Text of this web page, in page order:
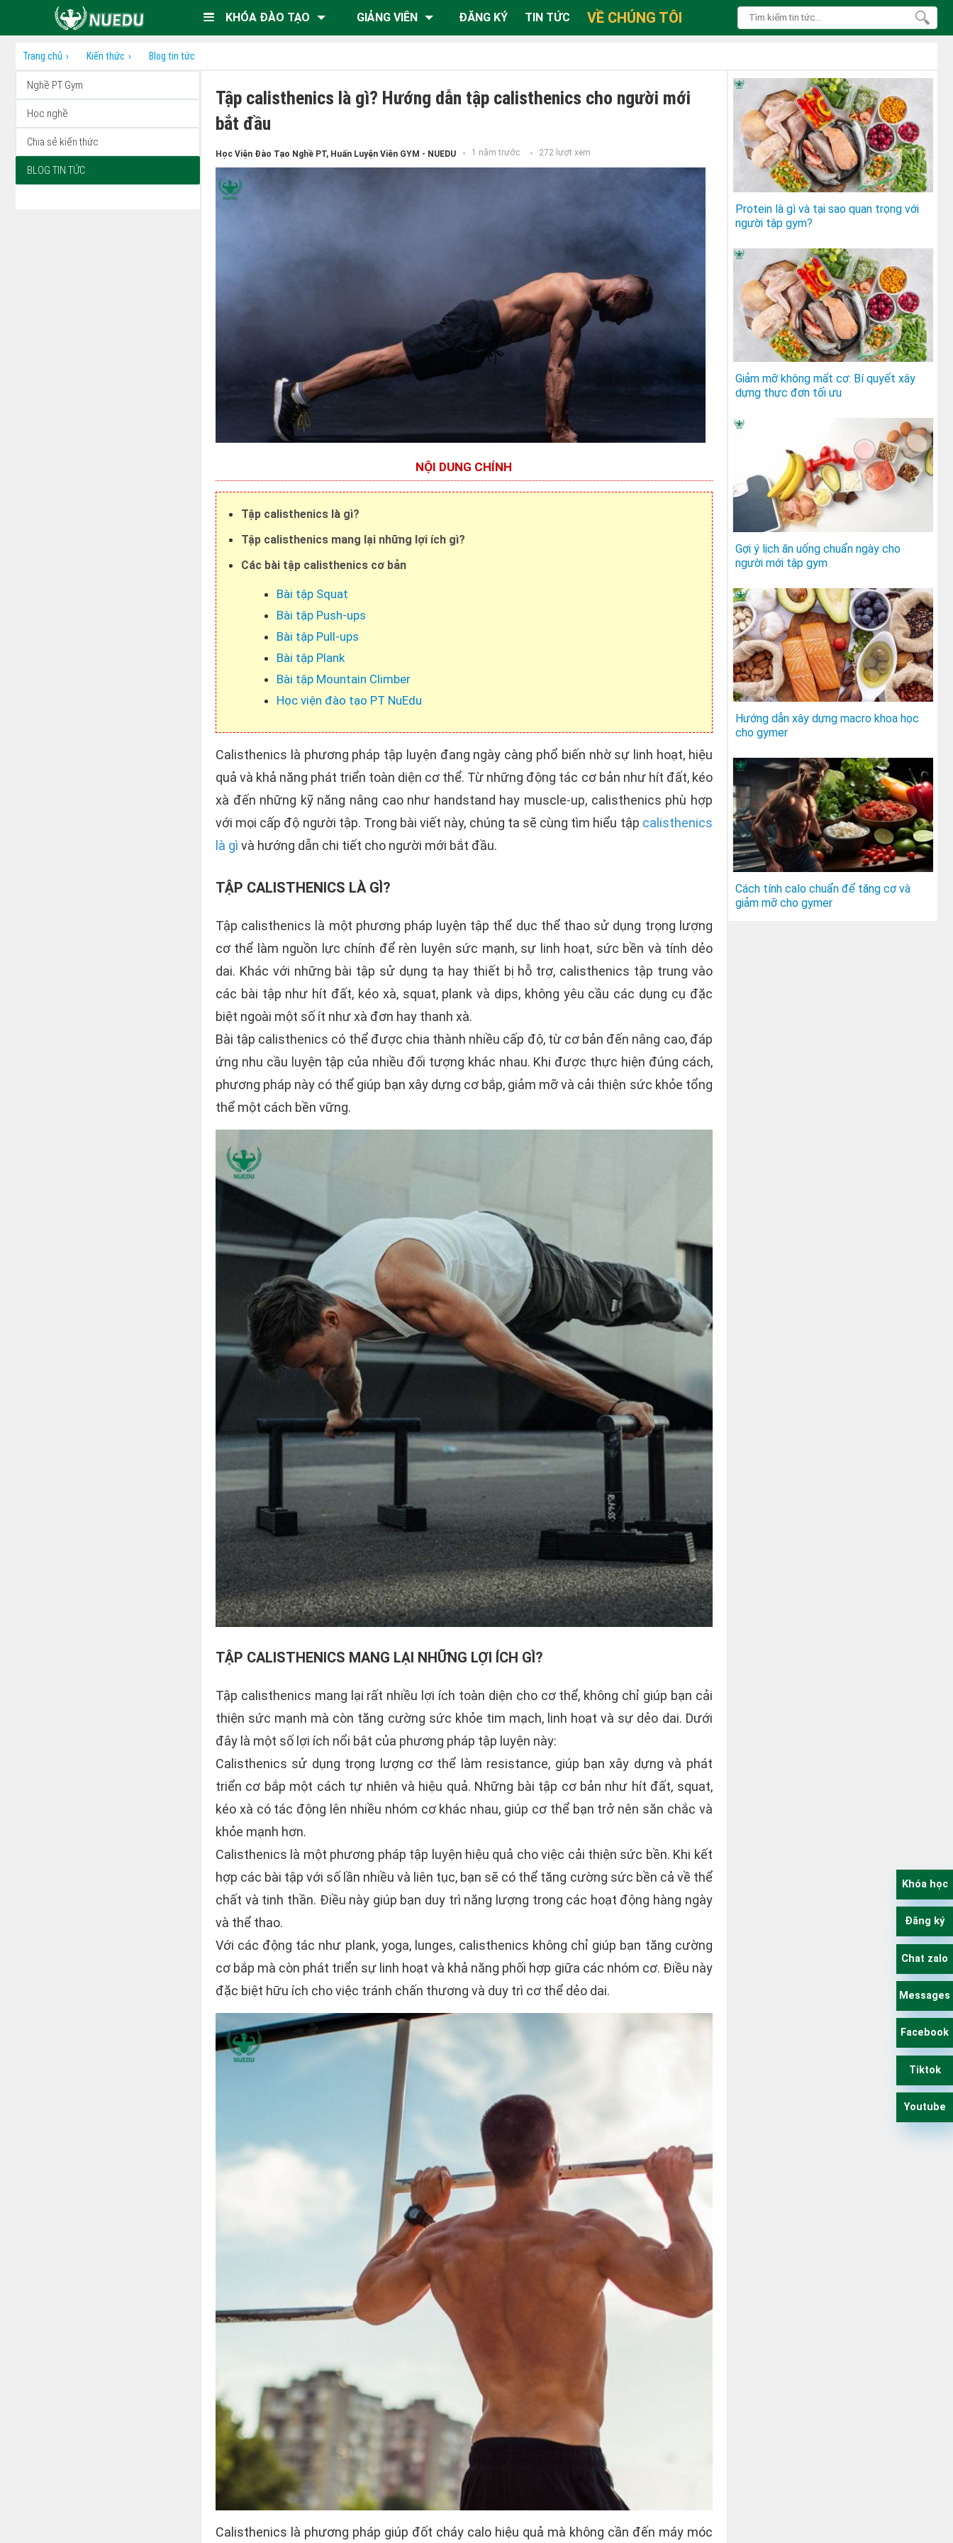
KHÓA ĐÀO TẠO GIẢNG VIÊN ĐĂNG KÝ TIN TỨC VỀ CHÚNG TÔI
Trang chủ Kiến thức Blog tin tức
Nghề PT Gym
Học nghề
Chia sẻ kiến thức
BLOG TIN TỨC
Tập calisthenics là gì? Hướng dẫn tập calisthenics cho người mới
bắt đầu
Học Viện Đào Tạo Nghề PT, Huấn Luyện Viên GYM - NUEDU 1 năm trước 272 lượt xem
NỘI DUNG CHÍNH
Tập calisthenics là gì?
Tập calisthenics mang lại những lợi ích gì?
Các bài tập calisthenics cơ bản
Bài tập Squat
Bài tập Push-ups
Bài tập Pull-ups
Bài tập Plank
Bài tập Mountain Climber
Học viện đào tạo PT NuEdu
Calisthenics là phương pháp tập luyện đang ngày càng phổ biến nhờ sự linh hoạt, hiệu
quả và khả năng phát triển toàn diện cơ thể. Từ những động tác cơ bản như hít đất, kéo
xà đến những kỹ năng nâng cao như handstand hay muscle-up, calisthenics phù hợp
với mọi cấp độ người tập. Trong bài viết này, chúng ta sẽ cùng tìm hiểu tập calisthenics
là gì và hướng dẫn chi tiết cho người mới bắt đầu.
TẬP CALISTHENICS LÀ GÌ?
Tập calisthenics là một phương pháp luyện tập thể dục thể thao sử dụng trọng lượng
cơ thể làm nguồn lực chính để rèn luyện sức mạnh, sự linh hoạt, sức bền và tính dẻo
dai. Khác với những bài tập sử dụng tạ hay thiết bị hỗ trợ, calisthenics tập trung vào
các bài tập như hít đất, kéo xà, squat, plank và dips, không yêu cầu các dụng cụ đặc
biệt ngoài một số ít như xà đơn hay thanh xà.
Bài tập calisthenics có thể được chia thành nhiều cấp độ, từ cơ bản đến nâng cao, đáp
ứng nhu cầu luyện tập của nhiều đối tượng khác nhau. Khi được thực hiện đúng cách,
phương pháp này có thể giúp bạn xây dựng cơ bắp, giảm mỡ và cải thiện sức khỏe tổng
thể một cách bền vững.
TẬP CALISTHENICS MANG LẠI NHỮNG LỢI ÍCH GÌ?
Tập calisthenics mang lại rất nhiều lợi ích toàn diện cho cơ thể, không chỉ giúp bạn cải
thiện sức mạnh mà còn tăng cường sức khỏe tim mạch, linh hoạt và sự dẻo dai. Dưới
đây là một số lợi ích nổi bật của phương pháp tập luyện này:
Calisthenics sử dụng trọng lượng cơ thể làm resistance, giúp bạn xây dựng và phát
triển cơ bắp một cách tự nhiên và hiệu quả. Những bài tập cơ bản như hít đất, squat,
kéo xà có tác động lên nhiều nhóm cơ khác nhau, giúp cơ thể bạn trở nên săn chắc và
khỏe mạnh hơn.
Calisthenics là một phương pháp tập luyện hiệu quả cho việc cải thiện sức bền. Khi kết
hợp các bài tập với số lần nhiều và liên tục, bạn sẽ có thể tăng cường sức bền cả về thể
chất và tinh thần. Điều này giúp bạn duy trì năng lượng trong các hoạt động hàng ngày
và thể thao.
Với các động tác như plank, yoga, lunges, calisthenics không chỉ giúp bạn tăng cường
cơ bắp mà còn phát triển sự linh hoạt và khả năng phối hợp giữa các nhóm cơ. Điều này
đặc biệt hữu ích cho việc tránh chấn thương và duy trì cơ thể dẻo dai.
Calisthenics là phương pháp giúp đốt cháy calo hiệu quả mà không cần đến máy móc
Protein là gì và tại sao quan trọng với
người tập gym?
Giảm mỡ không mất cơ: Bí quyết xây
dựng thực đơn tối ưu
Gợi ý lịch ăn uống chuẩn ngày cho
người mới tập gym
Hướng dẫn xây dựng macro khoa học
cho gymer
Cách tính calo chuẩn để tăng cơ và
giảm mỡ cho gymer
Khóa học
Đăng ký
Chat zalo
Messages
Facebook
Tiktok
Youtube